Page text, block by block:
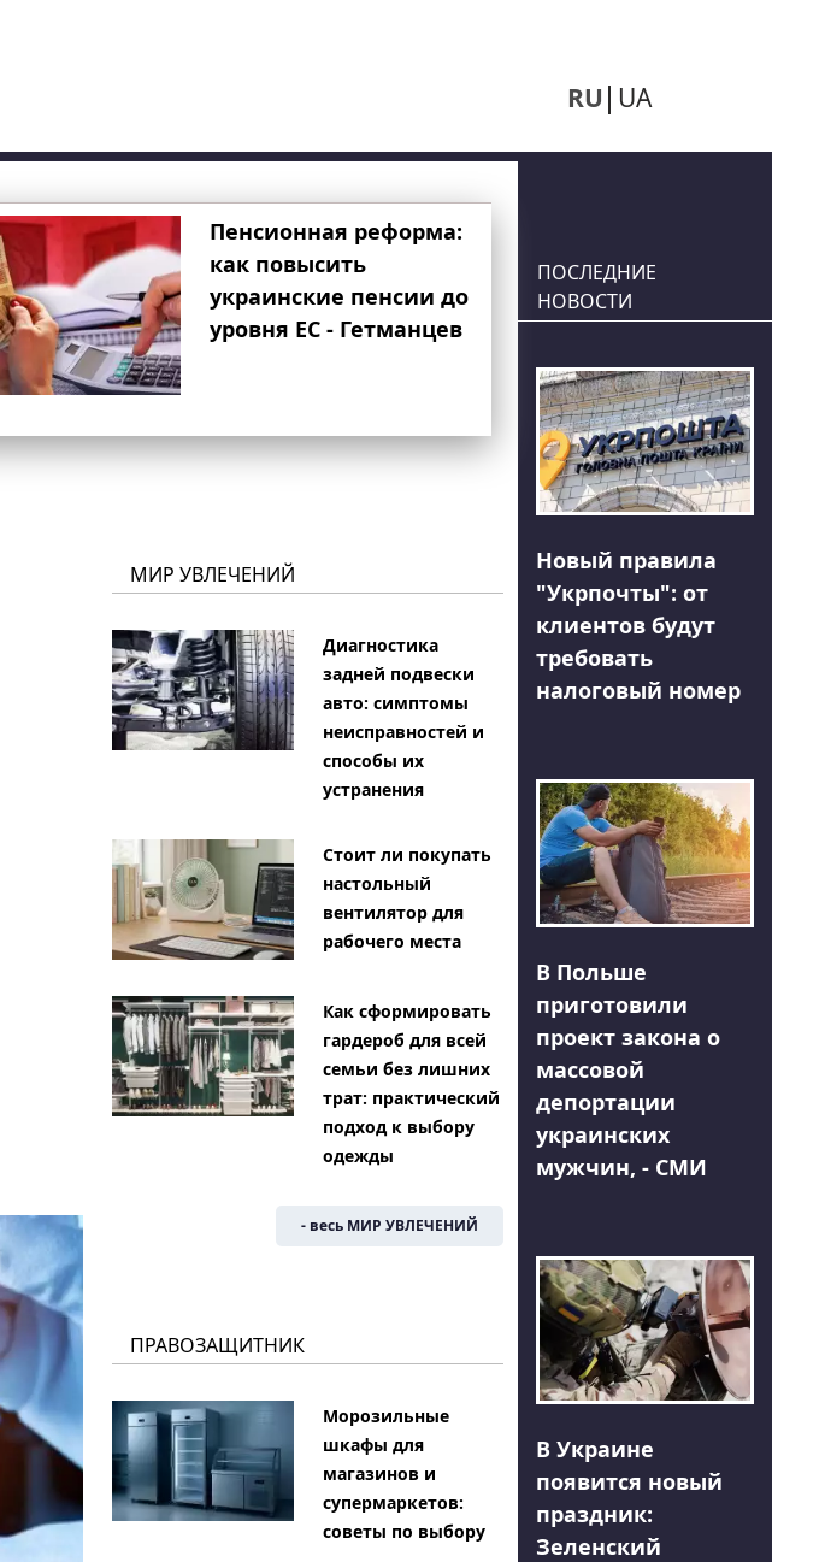
RU UA
Пенсионная реформа:
как повысить
украинские пенсии до
уровня ЕС - Гетманцев
МИР УВЛЕЧЕНИЙ
Диагностика
задней подвески
авто: симптомы
неисправностей и
способы их
устранения
Стоит ли покупать
настольный
вентилятор для
рабочего места
Как сформировать
гардероб для всей
семьи без лишних
трат: практический
подход к выбору
одежды
- весь МИР УВЛЕЧЕНИЙ
ПРАВОЗАЩИТНИК
Морозильные
шкафы для
магазинов и
супермаркетов:
советы по выбору
ПОСЛЕДНИЕ
НОВОСТИ
Новый правила
"Укрпочты": от
клиентов будут
требовать
налоговый номер
В Польше
приготовили
проект закона о
массовой
депортации
украинских
мужчин, - СМИ
В Украине
появится новый
праздник:
Зеленский